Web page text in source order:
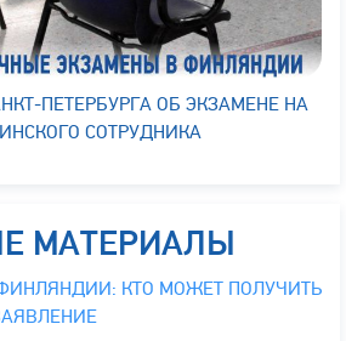
ПЕТЕРБУРГА ОБ ЭКЗАМЕНЕ НА
СОТРУДНИКА
МАТЕРИАЛЫ
КТО МОЖЕТ ПОЛУЧИТЬ